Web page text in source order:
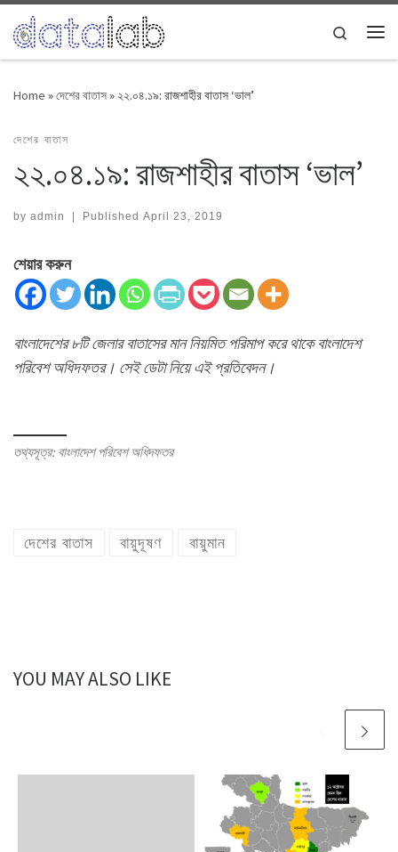
Skip to content
Search
Home »দেশের বাতাস»২২.০৪.১৯: রাজশাহীর বাতাস ‘ভাল’
দেশের বাতাস
২২.০৪.১৯: রাজশাহীর বাতাস ‘ভাল’
by admin | Published April 23, 2019
শেয়ার করুন
বাংলাদেশের ৮টি জেলার বাতাসের মান নিয়মিত পরিমাপ করে থাকে বাংলাদেশ
পরিবেশ অধিদফতর। সেই ডেটা নিয়ে এই প্রতিবেদন।
তথ্যসূত্র: বাংলাদেশ পরিবেশ অধিদফতর
দেশের বাতাস বায়ুদূষণ বায়ুমান
YOU MAY ALSO LIKE